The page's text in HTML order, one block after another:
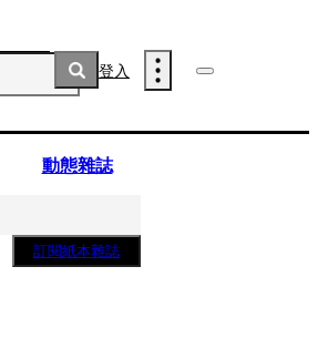
登入
動態雜誌
訂閱紙本雜誌